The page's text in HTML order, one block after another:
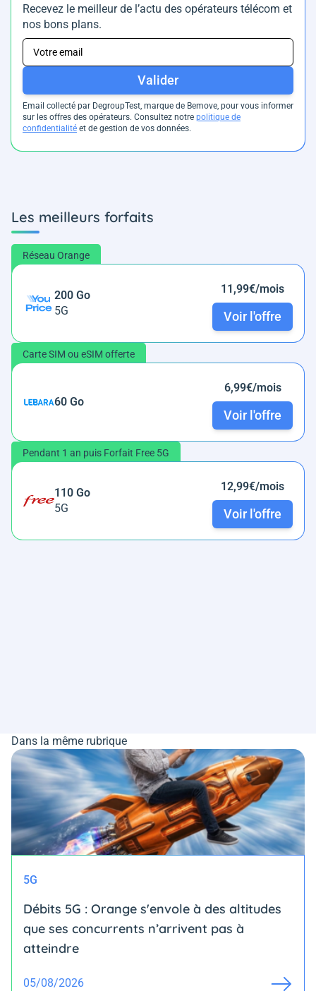
Recevez le meilleur de l’actu des opérateurs télécom et
nos bons plans.
Valider
Email collecté par DegroupTest, marque de Bemove, pour vous informer
sur les offres des opérateurs. Consultez notre politique de
confidentialité et de gestion de vos données.
Les meilleurs forfaits
Réseau Orange
200 Go
5G
11,99€/mois
Voir l'offre
Carte SIM ou eSIM offerte
60 Go
6,99€/mois
Voir l'offre
Pendant 1 an puis Forfait Free 5G
110 Go
5G
12,99€/mois
Voir l'offre
Dans la même rubrique
5G
Débits 5G : Orange s'envole à des altitudes
que ses concurrents n’arrivent pas à
atteindre
05/08/2026